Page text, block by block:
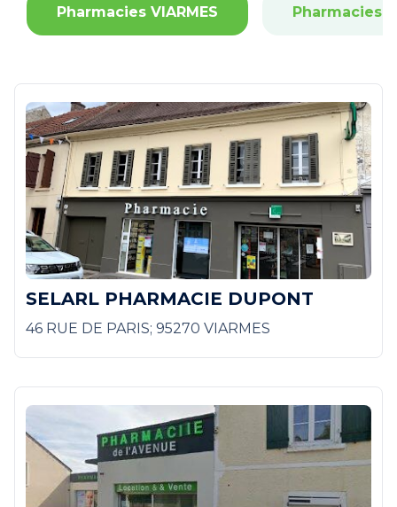
Pharmacies VIARMES Pharmacies
SELARL PHARMACIE DUPONT
46 RUE DE PARIS; 95270 VIARMES